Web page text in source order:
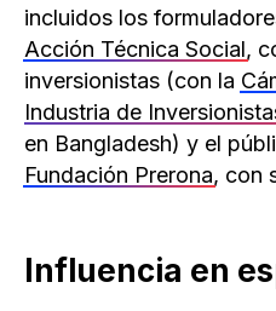
incluidos los
Acción Técnica Social,
inversionistas (con la
Industria de
en Bangladesh) y el
Fundación Prerona, con
Influencia en